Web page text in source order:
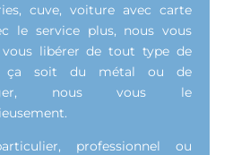
cuve, voiture avec carte
le service plus, nous vous
vous libérer de tout type de
ça soit du métal ou de
nous vous le
professionnel ou